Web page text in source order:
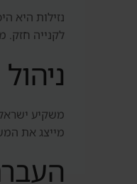
נזילות היא
לקנייה חזק.
משקיע
מייצג את